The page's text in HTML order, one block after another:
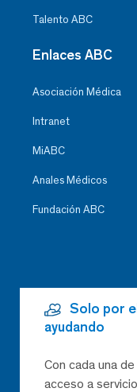
Talento ABC
Enlaces ABC
Asociación Médica
Intranet
MiABC
Anales Médicos
Fundación ABC
Solo por
ayudando
Con cada una
acceso a